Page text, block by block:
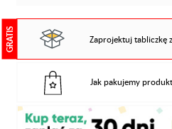
GRATIS Zaprojektuj tabliczkę
Jak pakujemy